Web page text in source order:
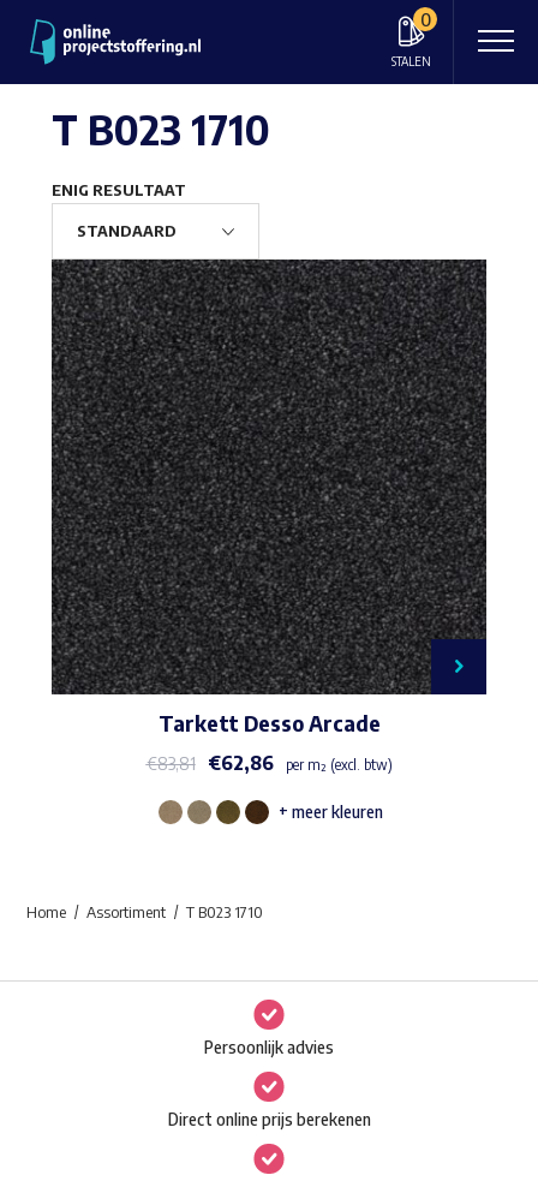
0
STALEN
Waar ben je naar op zoek?
T B023 1710
ENIG RESULTAAT
Tarkett Desso Arcade
€83,81 €62,86 per m² (excl. btw)
Dit
Deze
optie
kan
gekozen
worden
op
+ meer kleuren
Home Assortiment T B023 1710
Persoonlijk advies
Direct online prijs berekenen